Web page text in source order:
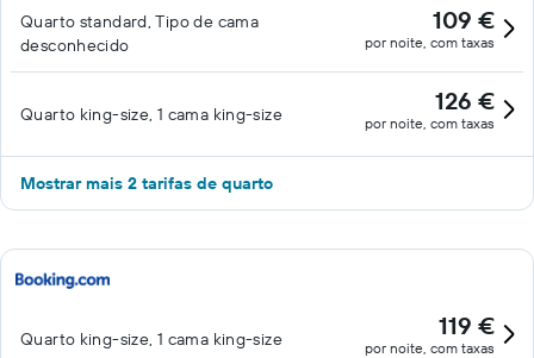
Quarto standard, Tipo de cama
desconhecido
109 €
por noite, com taxas
Quarto king-size, 1 cama king-size 126 €
por noite, com taxas
Mostrar mais 2 tarifas de quarto
Quarto king-size, 1 cama king-size 119 €
por noite, com taxas